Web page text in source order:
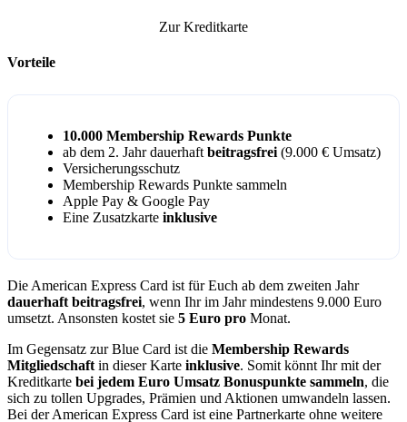
Zur Kreditkarte
Vorteile
10.000 Membership Rewards Punkte
ab dem 2. Jahr dauerhaftbeitragsfrei(9.000 € Umsatz)
Versicherungsschutz
Membership Rewards Punkte sammeln
Apple Pay & Google Pay
Eine Zusatzkarte inklusive
Die American Express Card ist für Euch ab dem zweiten Jahr
dauerhaft beitragsfrei, wenn Ihr im Jahr mindestens 9.000 Euro
umsetzt. Ansonsten kostet sie 5 Euro pro Monat.
Im Gegensatz zur Blue Card ist die Membership Rewards
Mitgliedschaftin dieser Karte inklusive. Somit könnt Ihr mit der
Kreditkarte bei jedem Euro Umsatz Bonuspunkte sammeln, die
sich zu tollen Upgrades, Prämien und Aktionen umwandeln lassen.
Bei der American Express Card ist eine Partnerkarte ohne weitere